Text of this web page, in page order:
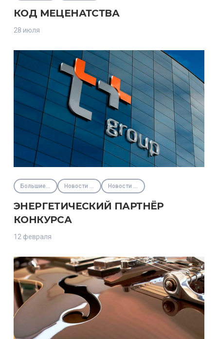
КОД МЕЦЕНАТСТВА
28 июля
Большие вызовы Новости партнёров Новости Фонда
ЭНЕРГЕТИЧЕСКИЙ ПАРТНЁР
КОНКУРСА
12 февраля